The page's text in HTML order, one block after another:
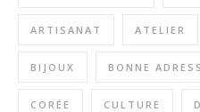
ARTISANAT ATELIER
BIJOUX BONNE
CORÉE CULTURE